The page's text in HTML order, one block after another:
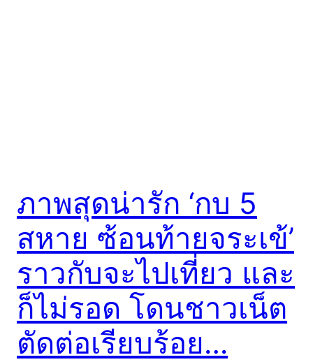
ภาพสุดน่ารัก ‘กบ 5
สหาย ซ้อนท้ายจระเข้’
ราวกับจะไปเที่ยว และ
ก็ไม่รอด โดนชาวเน็ต
ตัดต่อเรียบร้อย…